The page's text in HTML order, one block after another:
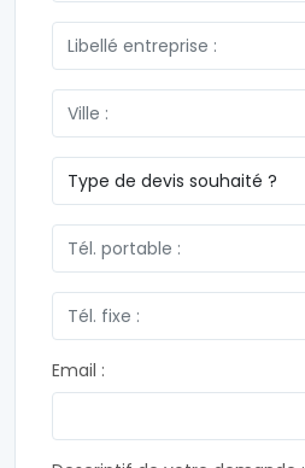
Email :